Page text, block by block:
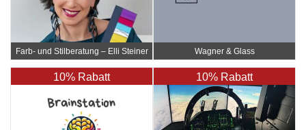
Farb- und Stilberatung – Elli Steiner Wagner & Glass
10% Rabatt 10% Rabatt